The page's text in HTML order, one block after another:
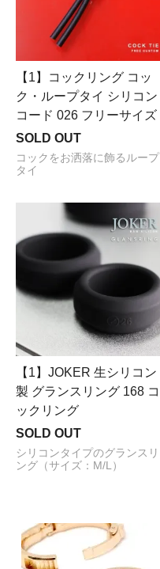
【1】コックリング コッ
ク・ループタイ シリコン
コード 026 フリーサイズ
SOLD OUT
コックをお洒落に飾るループ
タイ
【1】JOKER 生シリコン
製 グランスリング 168 コ
ックリング
SOLD OUT
シリコンタイプのグランスリ
ング（サイズ：M/L）